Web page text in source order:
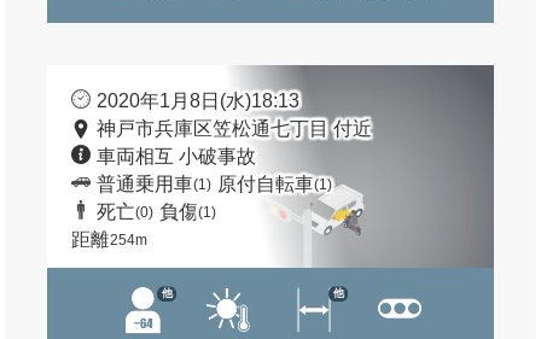
2020年1月8日(水)18:13
神戸市兵庫区笠松通七丁目 付近
車両相互 小破事故
普通乗用車(1) 原付自転車(1)
死亡(0) 負傷(1)
距離254m
他 他